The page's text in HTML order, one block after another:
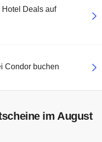
Hotel Deals auf
Condor buchen
im August